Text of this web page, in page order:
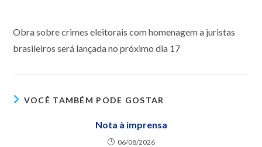
Obra sobre crimes eleitorais com homenagem a juristas
brasileiros será lançada no próximo dia 17
VOCÊ TAMBÉM PODE GOSTAR
Nota à imprensa
06/08/2026